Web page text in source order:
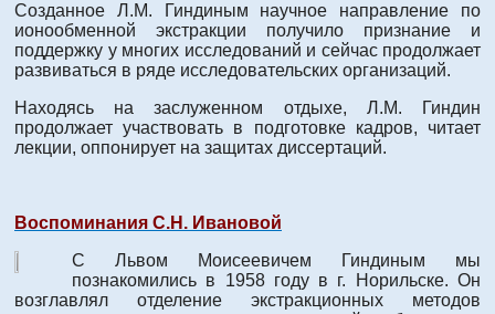
Созданное Л.М. Гиндиным научное направление по
ионообменной экстракции получило признание и
поддержку у многих исследований и сейчас продолжает
развиваться в ряде исследовательских организаций.
Находясь на заслуженном отдыхе, Л.М. Гиндин
продолжает участвовать в подготовке кадров, читает
лекции, оппонирует на защитах диссертаций.
Воспоминания С.Н. Ивановой
С Львом Моисеевичем Гиндиным мы
познакомились в 1958 году в г. Норильске. Он
возглавлял отделение экстракционных методов